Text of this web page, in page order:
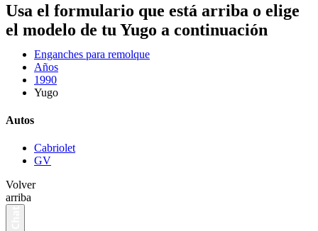
Usa el formulario que está arriba o elige
el modelo de tu Yugo a continuación
Enganches para remolque
Años
1990
Yugo
Autos
Cabriolet
GV
Volver
arriba